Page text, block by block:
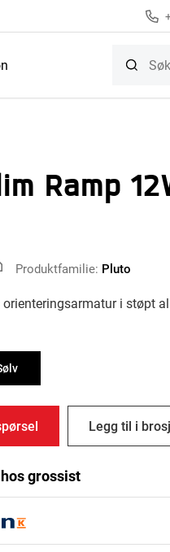
Ramp
Produktfamilie: Pluto
i støpt
Legg til i
grossist